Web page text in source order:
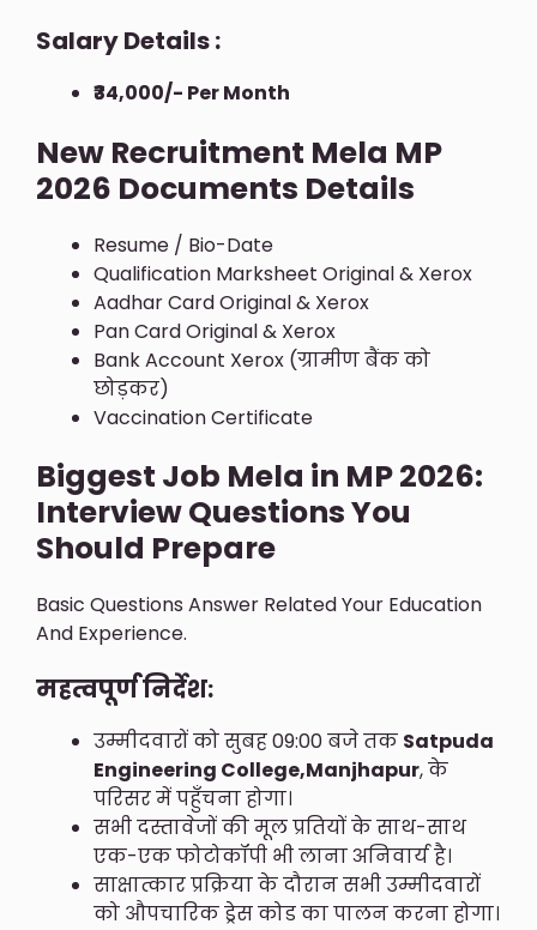
Salary Details :
₹34,000/- Per Month
New Recruitment Mela MP
2026 Documents Details
Resume / Bio-Date
Qualification Marksheet Original & Xerox
Aadhar Card Original & Xerox
Pan Card Original & Xerox
Bank Account Xerox (ग्रामीण बैंक को
छोड़कर)
Vaccination Certificate
Biggest Job Mela in MP 2026:
Interview Questions You
Should Prepare
Basic Questions Answer Related Your Education
And Experience.
महत्वपूर्ण निर्देश:
उम्मीदवारों को सुबह 09:00 बजे तक Satpuda
Engineering College,Manjhapur, के
परिसर में पहुँचना होगा।
सभी दस्तावेजों की मूल प्रतियों के साथ-साथ
एक-एक फोटोकॉपी भी लाना अनिवार्य है।
साक्षात्कार प्रक्रिया के दौरान सभी उम्मीदवारों
को औपचारिक ड्रेस कोड का पालन करना होगा।